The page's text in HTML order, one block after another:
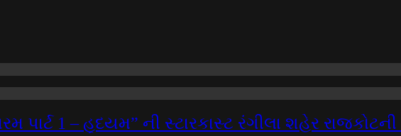
પાર્ટ 1 – હૃદયમ” ની સ્ટારકાસ્ટ રંગીલા શહેર